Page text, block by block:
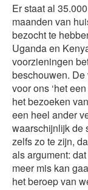
Er staat al
maanden van
bezocht te
Uganda en
voorzieningen
beschouwen.
voor ons ‘het
het bezoeken
een heel ander
waarschijnlijk de
zelfs zo te zijn,
als argument:
meer mis kan
het beroep van